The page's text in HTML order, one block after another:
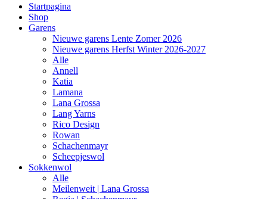
Startpagina
Shop
Garens
Nieuwe garens Lente Zomer 2026
Nieuwe garens Herfst Winter 2026-2027
Alle
Annell
Katia
Lamana
Lana Grossa
Lang Yarns
Rico Design
Rowan
Schachenmayr
Scheepjeswol
Sokkenwol
Alle
Meilenweit | Lana Grossa